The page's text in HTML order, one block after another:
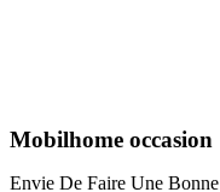
Mobilhome occasion
Envie De Faire Une